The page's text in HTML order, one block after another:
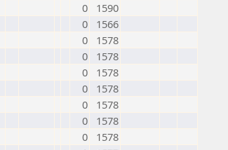
0
1590
0
1566
0
1578
0
1578
0
1578
0
1578
0
1578
0
1578
0
1578